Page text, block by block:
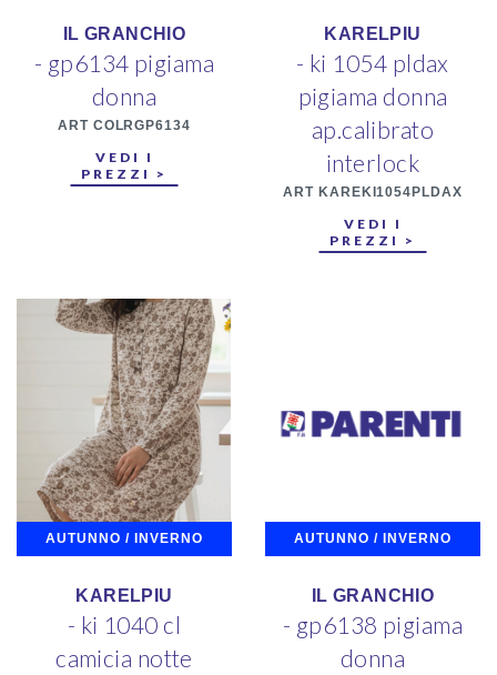
IL GRANCHIO
- gp6134 pigiama
donna
ART COLRGP6134
VEDI I
PREZZI >
KARELPIU
- ki 1054 pldax
pigiama donna
ap.calibrato
interlock
ART KAREKI1054PLDAX
VEDI I
PREZZI >
AUTUNNO / INVERNO
KARELPIU
- ki 1040 cl
camicia notte
AUTUNNO / INVERNO
IL GRANCHIO
- gp6138 pigiama
donna